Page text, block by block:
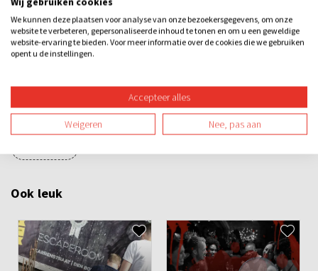
Categorieën
Escape room + VR
Bedrijfsuitje Familie-uitje Teamuitje Vriendenuitje
Vrijgezellenuitje Avond Overdag Binnen Spel
Ook leuk
We kunnen deze plaatsen voor analyse van onze bezoekersgegevens, om onze
website te verbeteren, gepersonaliseerde inhoud te tonen en om u een geweldige
website-ervaring te bieden. Voor meer informatie over de cookies die we gebruiken
opent u de instellingen.
Accepteer alles
Weigeren Nee, pas aan